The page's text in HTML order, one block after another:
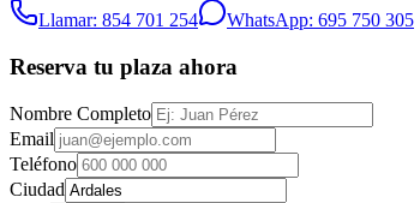
Llamar: 854 701 254
WhatsApp: 695 750 305
Reserva tu plaza ahora
Nombre Completo
Email
Teléfono
Ciudad